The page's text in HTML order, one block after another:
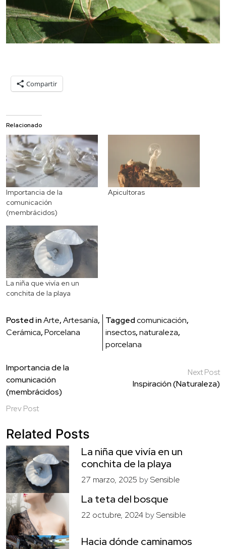
Compartir
Relacionado
Importancia de la
comunicación
(membrácidos)
Apicultoras
La niña que vivía en un
conchita de la playa
Posted inArte,Artesanía,
Cerámica,Porcelana
Taggedcomunicación,
insectos,naturaleza,
porcelana
Navegación
de
entradas
Importancia de la
comunicación
(membrácidos)
Prev Post
Inspiración (Naturaleza)
Next Post
Related Posts
La niña que vivía en un
conchita de la playa
27 marzo, 2025 bySensible
La teta del bosque
22 octubre, 2024 bySensible
Hacia dónde caminamos